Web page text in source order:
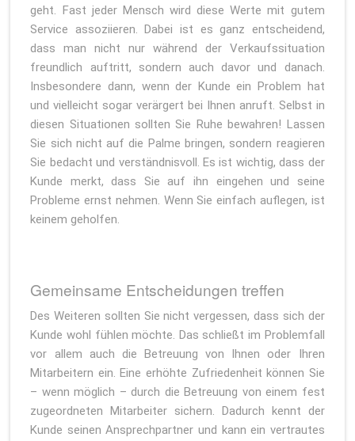
geht. Fast jeder Mensch wird diese Werte mit gutem
Service assoziieren. Dabei ist es ganz entscheidend,
dass man nicht nur während der Verkaufssituation
freundlich auftritt, sondern auch davor und danach.
Insbesondere dann, wenn der Kunde ein Problem hat
und vielleicht sogar verärgert bei Ihnen anruft. Selbst in
diesen Situationen sollten Sie Ruhe bewahren! Lassen
Sie sich nicht auf die Palme bringen, sondern reagieren
Sie bedacht und verständnisvoll. Es ist wichtig, dass der
Kunde merkt, dass Sie auf ihn eingehen und seine
Probleme ernst nehmen. Wenn Sie einfach auflegen, ist
keinem geholfen.
Gemeinsame Entscheidungen treffen
Des Weiteren sollten Sie nicht vergessen, dass sich der
Kunde wohl fühlen möchte. Das schließt im Problemfall
vor allem auch die Betreuung von Ihnen oder Ihren
Mitarbeitern ein. Eine erhöhte Zufriedenheit können Sie
– wenn möglich – durch die Betreuung von einem fest
zugeordneten Mitarbeiter sichern. Dadurch kennt der
Kunde seinen Ansprechpartner und kann ein vertrautes